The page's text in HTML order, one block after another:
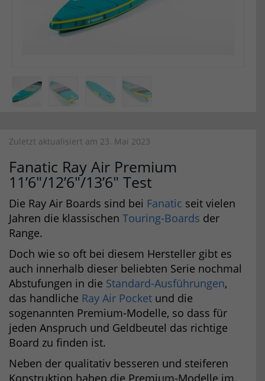
Zuletzt aktualisiert am 23. Mai 2023
Fanatic Ray Air Premium
11’6″/12’6″/13’6″ Test
Die Ray Air Boards sind bei Fanatic seit vielen
Jahren die klassischen Touring-Boards der
Range.
Doch wie so oft bei diesem Hersteller gibt es
auch innerhalb dieser beliebten Serie nochmal
Abstufungen in die Standard-Ausführungen,
das handliche Ray Air Pocket und die
sogenannten Premium-Modelle, so dass für
jeden Anspruch und Geldbeutel das richtige
Board zu finden ist.
Neben der qualitativ besseren und steiferen
Konstruktion haben die Premium-Modelle im